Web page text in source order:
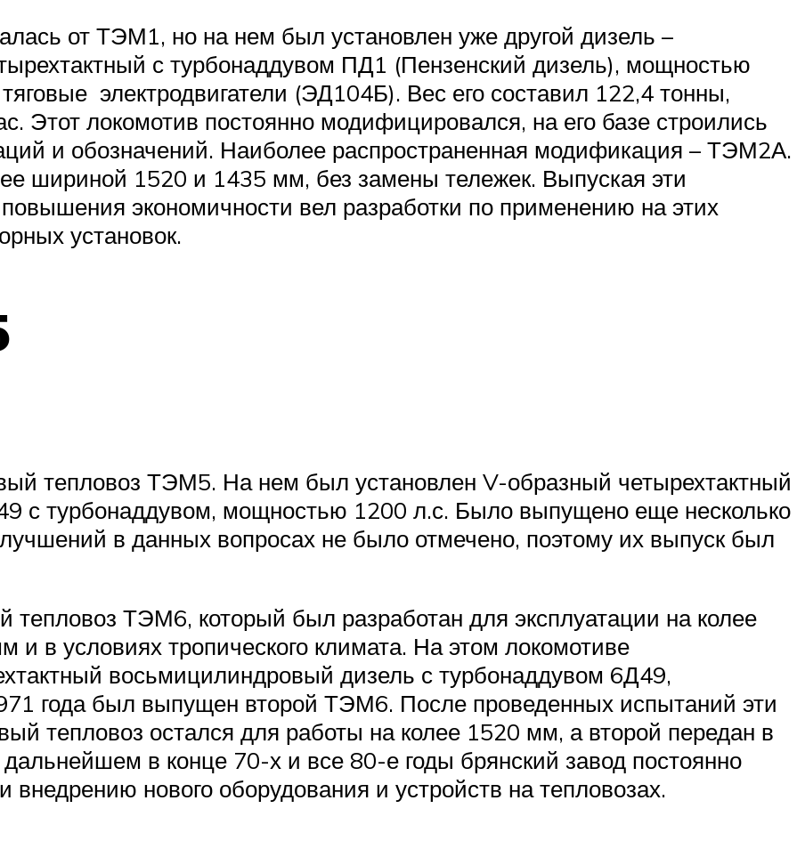
от ТЭМ1, но на нем был установлен уже другой дизель –
с турбонаддувом ПД1 (Пензенский дизель), мощностью
электродвигатели (ЭД104Б). Вес его составил 122,4 тонны,
Этот локомотив постоянно модифицировался, на его базе строились
и обозначений. Наиболее распространенная модификация – ТЭМ2А.
шириной 1520 и 1435 мм, без замены тележек. Выпуская эти
экономичности вел разработки по применению на этих
установок.
тепловоз ТЭМ5. На нем был установлен V-образный четырехтактный
с турбонаддувом, мощностью 1200 л.с. Было выпущено еще несколько
в данных вопросах не было отмечено, поэтому их выпуск был
тепловоз ТЭМ6, который был разработан для эксплуатации на колее
в условиях тропического климата. На этом локомотиве
восьмицилиндровый дизель с турбонаддувом 6Д49,
года был выпущен второй ТЭМ6. После проведенных испытаний эти
тепловоз остался для работы на колее 1520 мм, а второй передан в
в конце 70-х и все 80-е годы брянский завод постоянно
нового оборудования и устройств на тепловозах.